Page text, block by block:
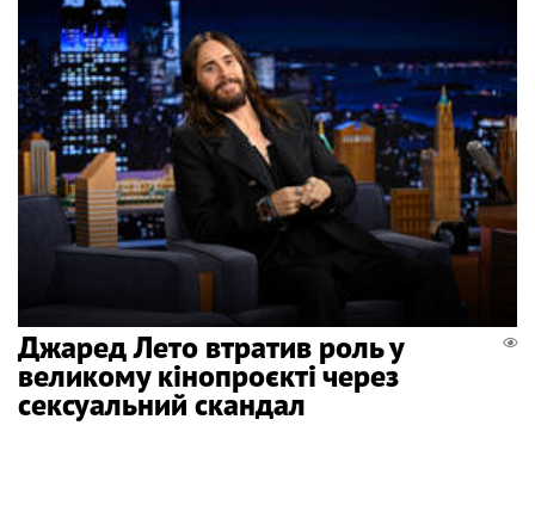
Джаред Лето втратив роль у
великому кінопроєкті через
сексуальний скандал